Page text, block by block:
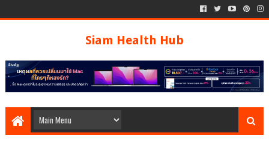
Siam Health Hub